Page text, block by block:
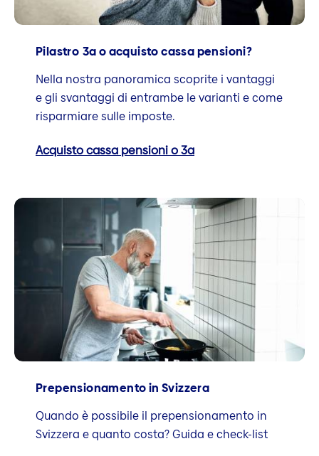
Pilastro 3a o acquisto cassa pensioni?
Nella nostra panoramica scoprite i vantaggi
e gli svantaggi di entrambe le varianti e come
risparmiare sulle imposte.
Acquisto cassa pensioni o 3a
Prepensionamento in Svizzera
Quando è possibile il prepensionamento in
Svizzera e quanto costa? Guida e check-list